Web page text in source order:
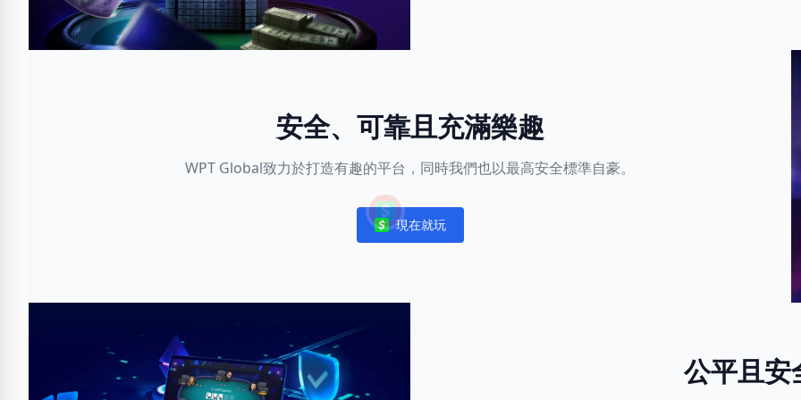
安全、可靠且充滿樂趣
WPT Global致力於打造有趣的平台，同時我們也以最高安全標準自豪。
Notifications
現在就玩
公平且安